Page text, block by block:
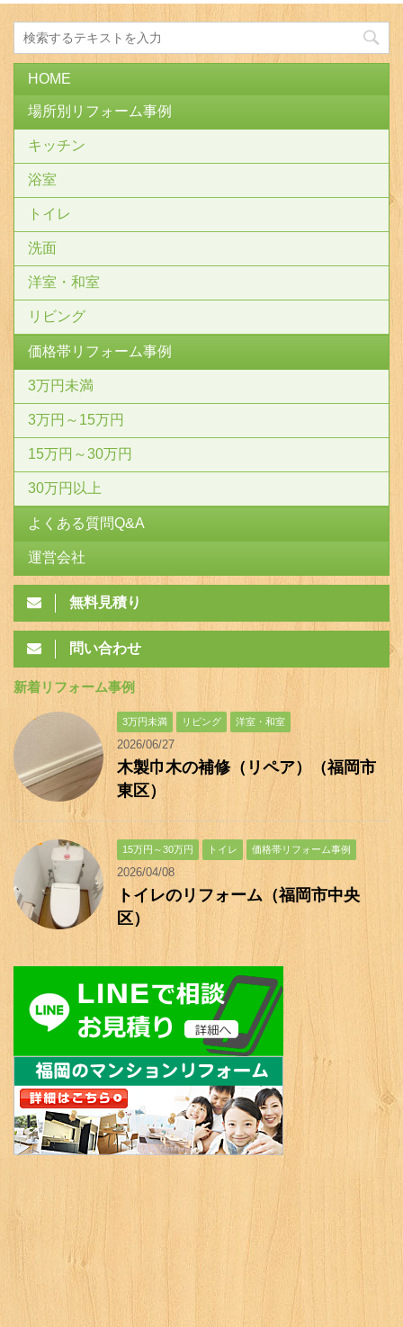
HOME
場所別リフォーム事例
キッチン
浴室
トイレ
洗面
洋室・和室
リビング
価格帯リフォーム事例
3万円未満
3万円～15万円
15万円～30万円
30万円以上
よくある質問Q&A
運営会社
無料見積り
問い合わせ
新着リフォーム事例
3万円未満 リビング 洋室・和室
2026/06/27
木製巾木の補修（リペア）（福岡市
東区）
15万円～30万円 トイレ 価格帯リフォーム事例
2026/04/08
トイレのリフォーム（福岡市中央
区）